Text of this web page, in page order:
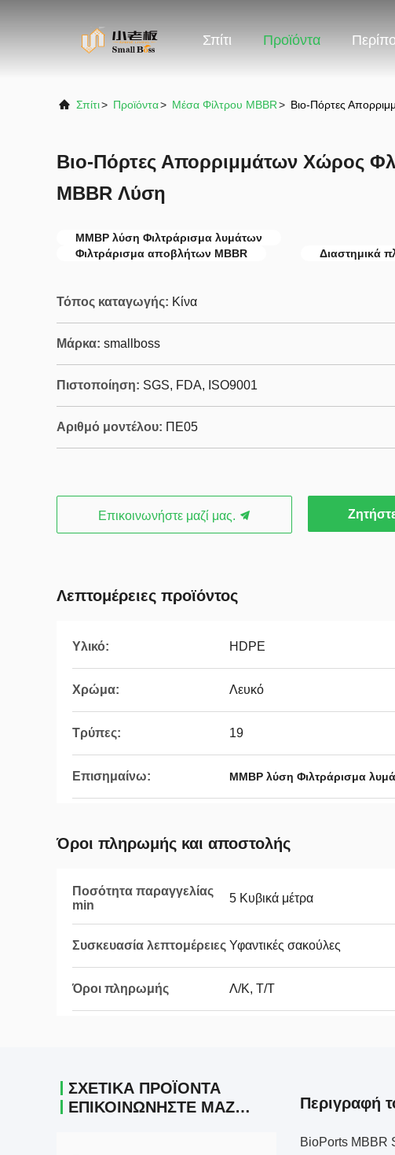
Σπίτι Προϊόντα
Σπίτι> Προϊόντα> Μέσα Φίλτρου MBBR> Βιο-Πόρτες
Βιο-Πόρτες Απορριμμάτων Χώρος
MBBR Λύση
ΜΜΒΡ λύση Φιλτράρισμα λυμάτων
Φιλτράρισμα αποβλήτων MBBR
Διαστημικά
Τόπος καταγωγής: Κίνα
Μάρκα: smallboss
Πιστοποίηση: SGS, FDA, ISO9001
Αριθμό μοντέλου: ΠΕ05
Επικοινωνήστε μαζί μας.
Λεπτομέρειες προϊόντος
Υλικό: HDPE
Χρώμα: Λευκό
Τρύπες: 19
Επισημαίνω: ΜΜΒΡ λύση Φιλτράρισμα
Όροι πληρωμής και αποστολής
Ποσότητα παραγγελίας
min
5 Κυβικά μέτρα
Συσκευασία λεπτομέρειες Υφαντικές σακούλες
Όροι πληρωμής Λ/Κ, Τ/Τ
ΣΧΕΤΙΚΆ ΠΡΟΪΌΝΤΑ
ΕΠΙΚΟΙΝΩΝΉΣΤΕ ΜΑΖΊ ΜΑΣ.
Περιγραφή
BioPorts MBBR